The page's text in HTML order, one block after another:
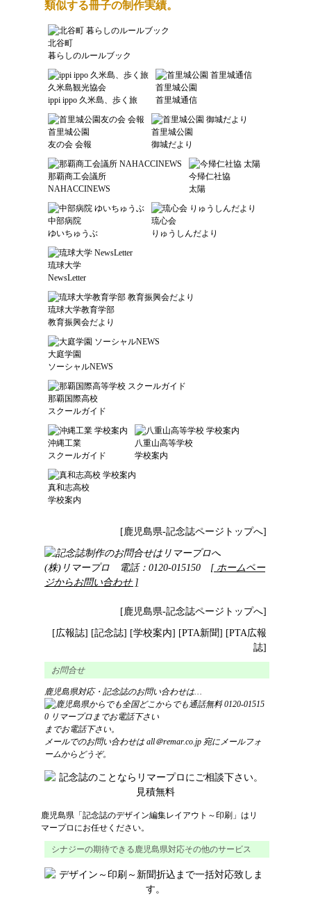
類似する冊子の制作実績。
北谷町
暮らしのルールブック
久米島観光協会
ippi ippo 久米島、歩く旅
首里城公園
首里城通信
首里城公園
友の会 会報
首里城公園
御城だより
那覇商工会議所
NAHACCINEWS
今帰仁社協
太陽
中部病院
ゆいちゅうぶ
琉心会
りゅうしんだより
琉球大学
NewsLetter
琉球大学教育学部
教育振興会だより
大庭学園
ソーシャルNEWS
那覇国際高校
スクールガイド
沖縄工業
スクールガイド
八重山高等学校
学校案内
真和志高校
学校案内
[鹿児島県-記念誌ページトップへ]
(株)リマープロ 電話：0120-015150 [ ホームペー
ジからお問い合わせ ]
[鹿児島県-記念誌ページトップへ]
[広報誌] [記念誌] [学校案内] [PTA新聞] [PTA広報
誌]
お問合せ
鹿児島県対応・記念誌のお問い合わせは…
までお電話下さい。
メールでのお問い合わせはall＠remar.co.jp 宛にメールフォ
ームからどうぞ。
鹿児島県 「 記念誌のデザイン編集レイアウト ～印刷 」はリ
マープロにお任せください。
シナジーの期待できる鹿児島県対応その他のサービス